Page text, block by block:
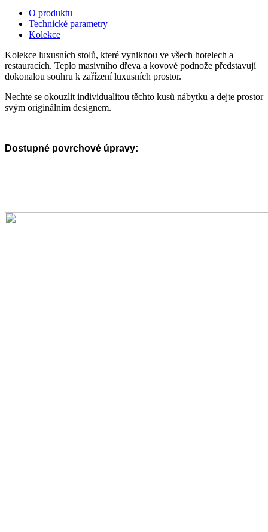
O produktu
Technické parametry
Kolekce
Kolekce luxusních stolů, které vyniknou ve všech hotelech a
restauracích. Teplo masivního dřeva a kovové podnože představují
dokonalou souhru k zařízení luxusních prostor.
Nechte se okouzlit individualitou těchto kusů nábytku a dejte prostor
svým originálním designem.
Dostupné povrchové úpravy: